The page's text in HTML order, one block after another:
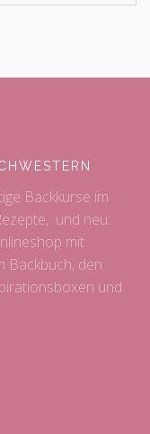
Backkurse im
und neu:
mit
Backbuch, den
und